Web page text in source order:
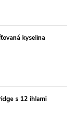
kyselina
s 12 ihlami